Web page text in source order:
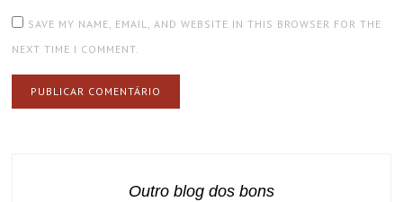
SAVE MY NAME, EMAIL, AND WEBSITE IN THIS BROWSER FOR THE
NEXT TIME I COMMENT.
Outro blog dos bons